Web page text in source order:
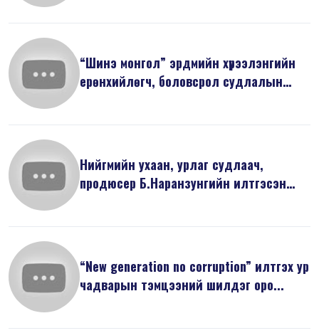
“Шинэ монгол” эрдмийн хүрээлэнгийн
ерөнхийлөгч, боловсрол судлалын
Нийгмийн ухаан, урлаг судлаач,
продюсер Б.Наранзунгийн илтгэсэн
“New generation no corruption” илтгэх ур
чадварын тэмцээний шилдэг оро...